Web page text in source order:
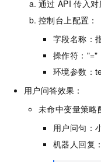
通过 API 传入对
控制台上配置：
字段名称：
操作符："="
环境参数：
用户问答效果：
未命中变量策略
用户问句：
机器人回复